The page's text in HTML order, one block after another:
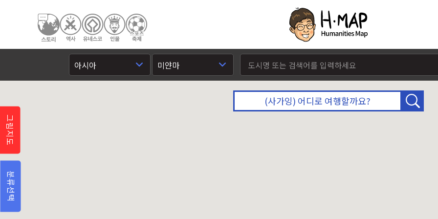
그림지도
분류선택